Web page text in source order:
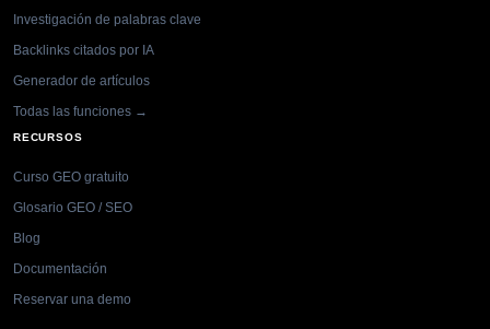
Investigación de palabras clave
Backlinks citados por IA
Generador de artículos
Todas las funciones →
RECURSOS
Curso GEO gratuito
Glosario GEO / SEO
Blog
Documentación
Reservar una demo